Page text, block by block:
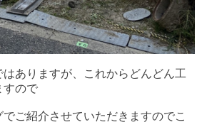
ありますが、これからどんどん工
すので
ご紹介させていただきますのでこ